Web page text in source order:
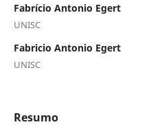
Fabrício Antonio Egert
UNISC
Fabricio Antonio Egert
UNISC
Resumo